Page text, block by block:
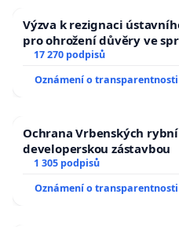
Výzva k rezignaci
pro ohrožení důvěry ve
17 270 podpisů
Oznámení o transparentnosti
Ochrana Vrbenských
developerskou zástavbou
1 305 podpisů
Oznámení o transparentnosti